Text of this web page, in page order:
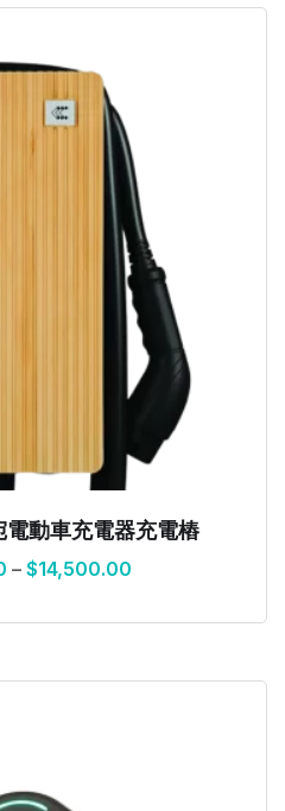
動車充電器充電樁
– $14,500.00